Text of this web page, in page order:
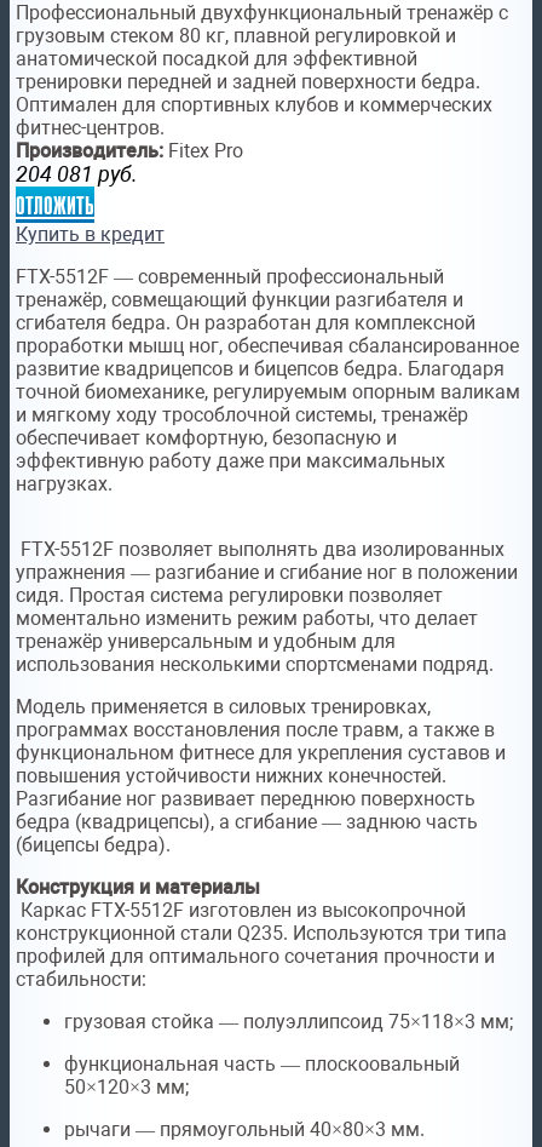
Профессиональный двухфункциональный тренажёр с
грузовым стеком 80 кг, плавной регулировкой и
анатомической посадкой для эффективной
тренировки передней и задней поверхности бедра.
Оптимален для спортивных клубов и коммерческих
фитнес-центров.
Производитель: Fitex Pro
204 081 руб.
отложить
Купить в кредит
FTX-5512F — современный профессиональный
тренажёр, совмещающий функции разгибателя и
сгибателя бедра. Он разработан для комплексной
проработки мышц ног, обеспечивая сбалансированное
развитие квадрицепсов и бицепсов бедра. Благодаря
точной биомеханике, регулируемым опорным валикам
и мягкому ходу трособлочной системы, тренажёр
обеспечивает комфортную, безопасную и
эффективную работу даже при максимальных
нагрузках.
FTX-5512F позволяет выполнять два изолированных
упражнения — разгибание и сгибание ног в положении
сидя. Простая система регулировки позволяет
моментально изменить режим работы, что делает
тренажёр универсальным и удобным для
использования несколькими спортсменами подряд.
Модель применяется в силовых тренировках,
программах восстановления после травм, а также в
функциональном фитнесе для укрепления суставов и
повышения устойчивости нижних конечностей.
Разгибание ног развивает переднюю поверхность
бедра (квадрицепсы), а сгибание — заднюю часть
(бицепсы бедра).
Конструкция и материалы
Каркас FTX-5512F изготовлен из высокопрочной
конструкционной стали Q235. Используются три типа
профилей для оптимального сочетания прочности и
стабильности:
грузовая стойка — полуэллипсоид 75×118×3 мм;
функциональная часть — плоскоовальный
50×120×3 мм;
рычаги — прямоугольный 40×80×3 мм.